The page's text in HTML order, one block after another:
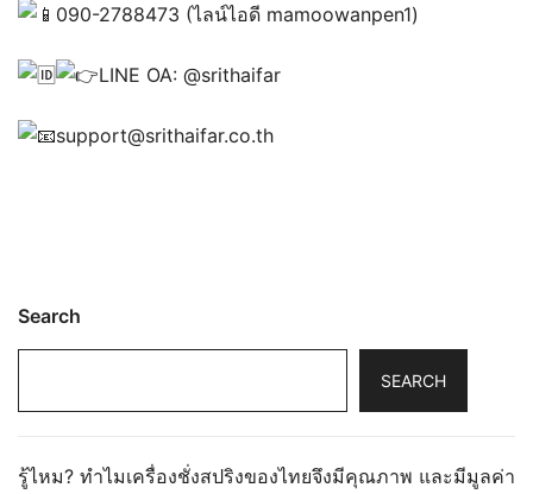
090-2788473 (ไลน์ไอดี mamoowanpen1)
LINE OA: @srithaifar
support@srithaifar.co.th
Search
SEARCH
รู้ไหม? ทำไมเครื่องชั่งสปริงของไทยจึงมีคุณภาพ และมีมูลค่า